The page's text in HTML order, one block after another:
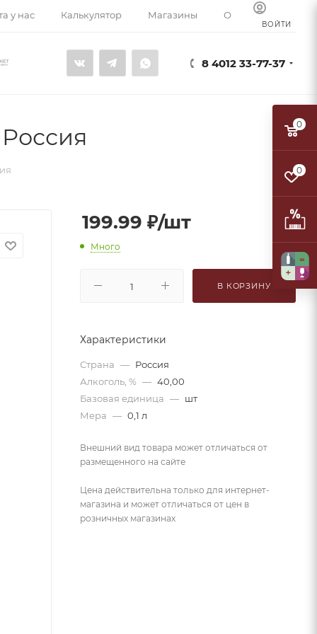
у нас Калькулятор Магазины О компании
ВОЙТИ
8 4012 33-77-37
199.99 ₽/шт
Много
В КОРЗИНУ
Характеристики
Страна — Россия
Алкоголь, % — 40,00
Базовая единица — шт
Мера — 0,1 л
Внешний вид товара может отличаться от
размещенного на сайте
Цена действительна только для интернет-
магазина и может отличаться от цен в
розничных магазинах
0
0